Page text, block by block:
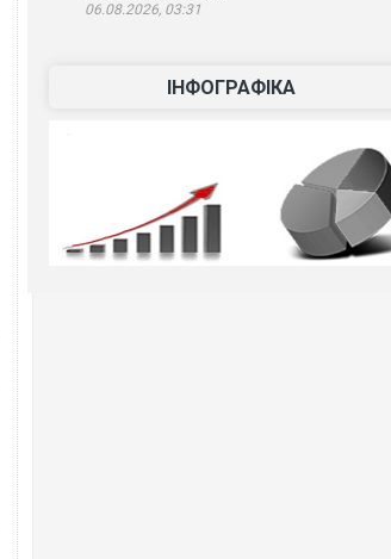
06.08.2026, 03:31
ІНФОГРАФІКА